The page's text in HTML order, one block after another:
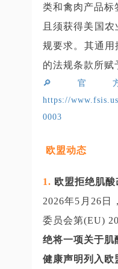
类和禽肉产品标
且须获得美国
规要求。其通用
的法规条款所赋
🔎官
https://
0003
欧盟动态
1. 欧盟拒绝肌
2026年5月26日
委员会第(EU)
绝将一项关于肌
健康声明列入欧